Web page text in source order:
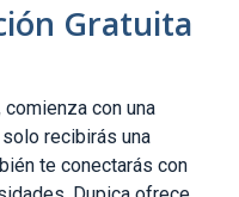
Gratuita
comienza con una
recibirás una
te conectarás con